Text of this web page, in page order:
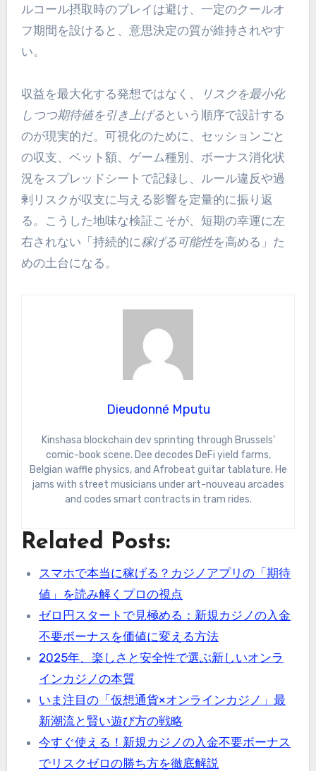
ルコール摂取時のプレイは避け、一定のクールオ
フ期間を設けると、意思決定の質が維持されやす
い。
収益を最大化する発想ではなく、
リスクを最小化
しつつ期待値を引き上げる という順序で設計する
のが現実的だ。可視化のために、セッションごと
の収支、ベット額、ゲーム種別、ボーナス消化状
況をスプレッドシートで記録し、ルール違反や過
剰リスクが収支に与える影響を定量的に振り返
る。こうした地味な検証こそが、短期の幸運に左
右されない「持続的に稼げる可能性を高める」た
めの土台になる。
Dieudonné Mputu
Kinshasa blockchain dev sprinting through Brussels’
comic-book scene. Dee decodes DeFi yield farms,
Belgian waffle physics, and Afrobeat guitar tablature. He
jams with street musicians under art-nouveau arcades
and codes smart contracts in tram rides.
Related Posts:
スマホで本当に稼げる？カジノアプリの「期待
値」を読み解くプロの視点
ゼロ円スタートで見極める：新規カジノの入金
不要ボーナスを価値に変える方法
2025年、楽しさと安全性で選ぶ新しいオンラ
インカジノの本質
いま注目の「仮想通貨×オンラインカジノ」最
新潮流と賢い遊び方の戦略
今すぐ使える！新規カジノの入金不要ボーナス
でリスクゼロの勝ち方を徹底解説